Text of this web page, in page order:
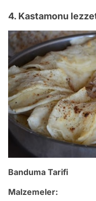
4. Kastamonu
Banduma Tarifi
Malzemeler: